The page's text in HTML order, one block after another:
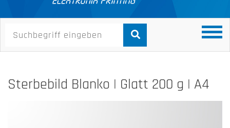
Sterbebild Blanko | Glatt 200 g | A4